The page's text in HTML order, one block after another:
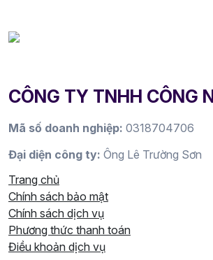
CÔNG TY TNHH CÔNG
Mã số doanh nghiệp: 0318704706
Đại diện công ty: Ông Lê Trường Sơn
Trang chủ
Chính sách bảo mật
Chính sách dịch vụ
Phương thức thanh toán
Điều khoản dịch vụ